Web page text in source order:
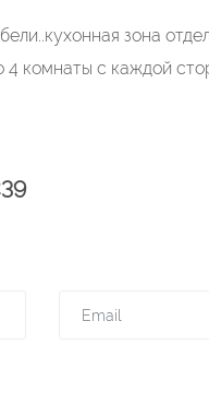
зона
комнаты с каждой